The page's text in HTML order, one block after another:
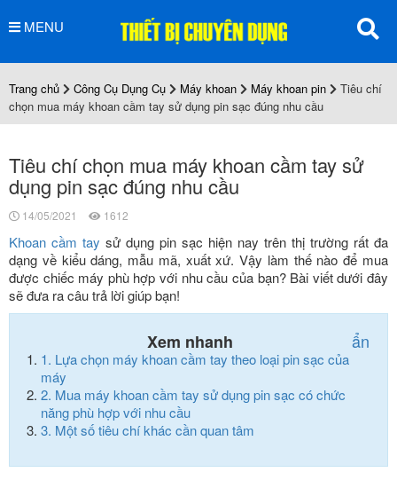
MENU
Trang chủ Công Cụ Dụng Cụ Máy khoan Máy khoan pin
Tiêu chí
chọn mua máy khoan cầm tay sử dụng pin sạc đúng nhu cầu
Tiêu chí chọn mua máy khoan cầm tay sử
dụng pin sạc đúng nhu cầu
14/05/2021 1612
Khoan cầm tay sử dụng pin sạc hiện nay trên thị trường rất đa
dạng về kiểu dáng, mẫu mã, xuất xứ. Vậy làm thế nào để mua
được chiếc máy phù hợp với nhu cầu của bạn? Bài viết dưới đây
sẽ đưa ra câu trả lời giúp bạn!
Xem nhanh ẩn
1. Lựa chọn máy khoan cầm tay theo loại pin sạc của
máy
2. Mua máy khoan cầm tay sử dụng pin sạc có chức
năng phù hợp với nhu cầu
3. Một số tiêu chí khác cần quan tâm